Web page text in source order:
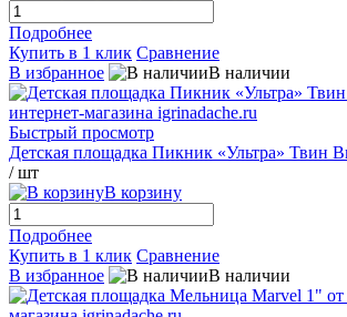
Подробнее
Купить в 1 клик Сравнение
В избранное
В наличии
Быстрый просмотр
Детская площадка Пикник «Ультра» Твин
/ шт
В корзину
Подробнее
Купить в 1 клик Сравнение
В избранное
В наличии